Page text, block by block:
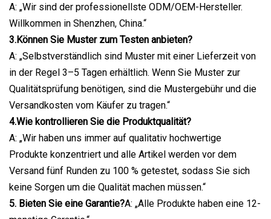
A: „Wir sind der professionellste ODM/OEM-Hersteller.
Willkommen in Shenzhen, China.“
3.Können Sie Muster zum Testen anbieten?
A: „Selbstverständlich sind Muster mit einer Lieferzeit von
in der Regel 3–5 Tagen erhältlich. Wenn Sie Muster zur
Qualitätsprüfung benötigen, sind die Mustergebühr und die
Versandkosten vom Käufer zu tragen.“
4.Wie kontrollieren Sie die Produktqualität?
A: „Wir haben uns immer auf qualitativ hochwertige
Produkte konzentriert und alle Artikel werden vor dem
Versand fünf Runden zu 100 % getestet, sodass Sie sich
keine Sorgen um die Qualität machen müssen.“
5. Bieten Sie eine Garantie?A: „Alle Produkte haben eine 12-